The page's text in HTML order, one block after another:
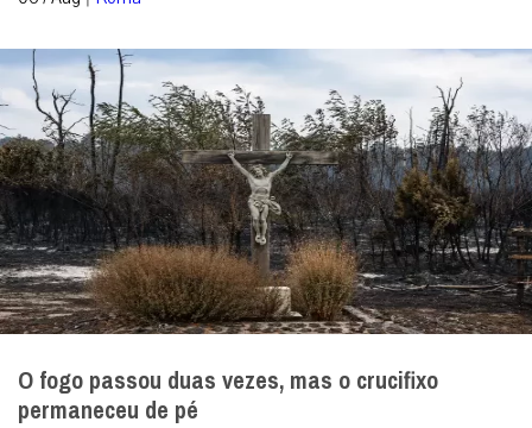
permaneceu de pé
A imagem que emocionou o mundo em meio aos incêndios na
França. Foto: IG @patr...
06 / Aug |Mundo
RECEBA NOSSO BOLETIM DIÁRIO
QUERO RECEBER